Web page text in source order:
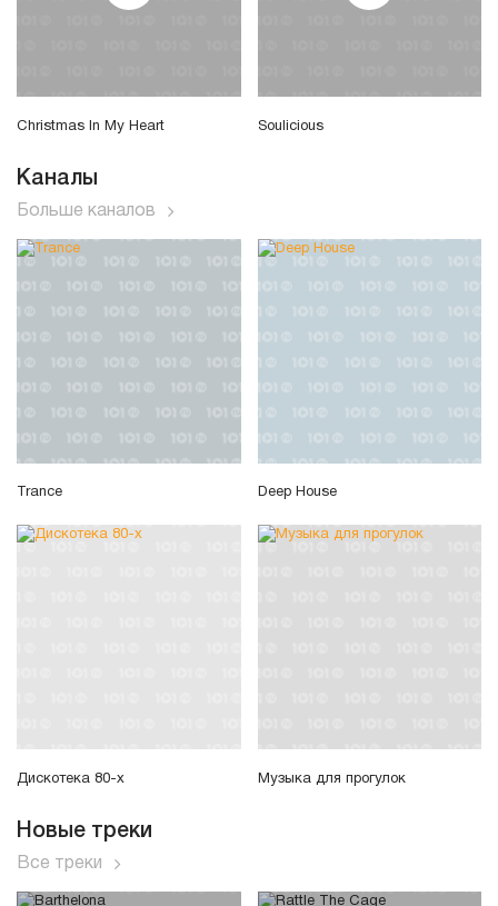
Christmas In My Heart Soulicious
Каналы
Больше каналов
Trance Deep House
Дискотека 80-х Музыка для прогулок
Новые треки
Все треки